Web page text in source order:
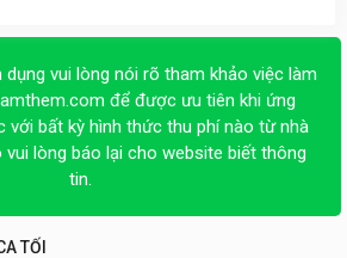
dụng vui lòng nói rõ tham khảo việc làm
để được ưu tiên khi ứng
với bất kỳ hình thức thu phí nào từ nhà
vui lòng báo lại cho website biết thông
tin.
TỐI